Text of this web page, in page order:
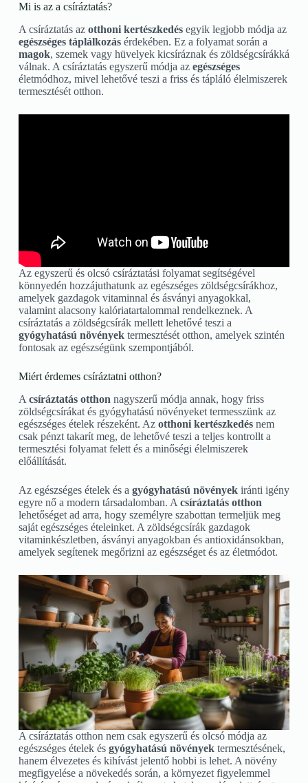
Mi is az a csíráztatás?
A csíráztatás az otthoni kertészkedésegyik legjobb módja az
egészséges táplálkozásérdekében. Ez a folyamat során a
magok, szemek vagy hüvelyek kicsíráznak és zöldségcsírákká
válnak. A csíráztatás egyszerű módja az egészséges
életmódhoz, mivel lehetővé teszi a friss és tápláló élelmiszerek
termesztését otthon.
Az egyszerű és olcsó csíráztatási folyamat segítségével
könnyedén hozzájuthatunk az egészséges zöldségcsírákhoz,
amelyek gazdagok vitaminnal és ásványi anyagokkal,
valamint alacsony kalóriatartalommal rendelkeznek. A
csíráztatás a zöldségcsírák mellett lehetővé teszi a
gyógyhatású növényektermesztését otthon, amelyek szintén
fontosak az egészségünk szempontjából.
Miért érdemes csíráztatni otthon?
A csíráztatás otthon nagyszerű módja annak, hogy friss
zöldségcsírákat és gyógyhatású növényeket termesszünk az
egészséges ételek részeként. Az otthoni kertészkedésnem
csak pénzt takarít meg, de lehetővé teszi a teljes kontrollt a
termesztési folyamat felett és a minőségi élelmiszerek
előállítását.
Az egészséges ételek és a gyógyhatású növényekiránti igény
egyre nő a modern társadalomban. A csíráztatás otthon
lehetőséget ad arra, hogy személyre szabottan termeljük meg
saját egészséges ételeinket. A zöldségcsírák gazdagok
vitaminkészletben, ásványi anyagokban és antioxidánsokban,
amelyek segítenek megőrizni az egészséget és az életmódot.
A csíráztatás otthon nem csak egyszerű és olcsó módja az
egészséges ételek és gyógyhatású növényektermesztésének,
hanem élvezetes és kihívást jelentő hobbi is lehet. A növény
megfigyelése a növekedés során, a környezet figyelemmel